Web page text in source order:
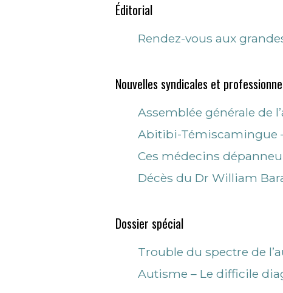
Éditorial
Rendez-vous aux
Nouvelles syndicales et
Assemblée générale de
Abitibi-Témiscamingue
Ces médecins
Décès du Dr William
Dossier spécial
Trouble du spectre de
Autisme – Le difficile